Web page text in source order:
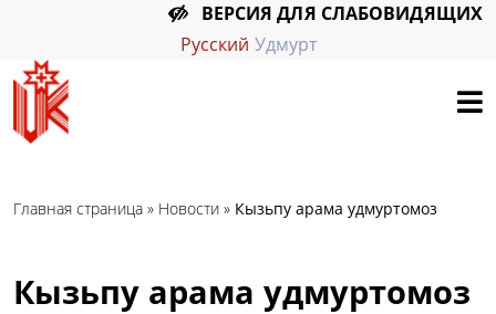
Русский Удмурт
ВЕРСИЯ ДЛЯ СЛАБОВИДЯЩИХ
Главная страница » Новости » Кызьпу арама удмуртомоз
Кызьпу арама удмуртомоз